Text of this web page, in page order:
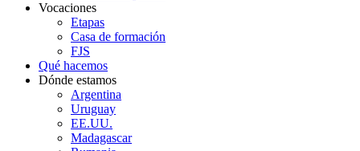
Vocaciones
Etapas
Casa de formación
FJS
Qué hacemos
Dónde estamos
Argentina
Uruguay
EE.UU.
Madagascar